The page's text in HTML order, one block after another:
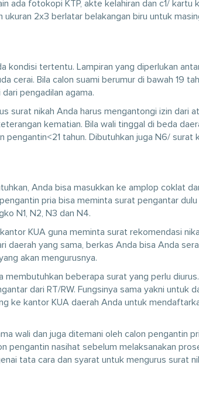
ada fotokopi KTP, akte kelahiran dan c1/ kartu
2x3 berlatar belakangan biru untuk
kondisi tertentu. Lampiran yang diperlukan
cerai. Bila calon suami berumur di bawah 19
pengadilan agama.
surat nikah Anda harus mengantongi izin dari
kematian. Bila wali tinggal di beda
tahun. Dibutuhkan juga N6/ surat
Anda bisa masukkan ke amplop coklat
pria bisa meminta surat pengantar dulu
N1, N2, N3 dan N4.
KUA guna meminta surat rekomendasi
daerah yang sama, berkas Anda bisa Anda
akan mengurusnya.
beberapa surat yang perlu diurus.
dari RT/RW. Fungsinya sama yakni untuk
ke kantor KUA daerah Anda untuk
wali dan juga ditemani oleh calon pengantin
pengantin nasihat sebelum melaksanakan
tata cara dan syarat untuk mengurus surat